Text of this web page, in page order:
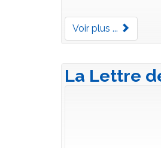
Voir plus ...
La Lettre